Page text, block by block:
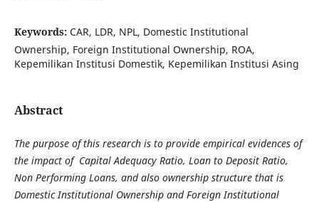
Keywords: CAR, LDR, NPL, Domestic Institutional
Ownership, Foreign Institutional Ownership, ROA,
Kepemilikan Institusi Domestik, Kepemilikan Institusi Asing
Abstract
The purpose of this research is to provide empirical evidences of
the impact of Capital Adequacy Ratio, Loan to Deposit Ratio,
Non Performing Loans, and also ownership structure that is
Domestic Institutional Ownership and Foreign Institutional